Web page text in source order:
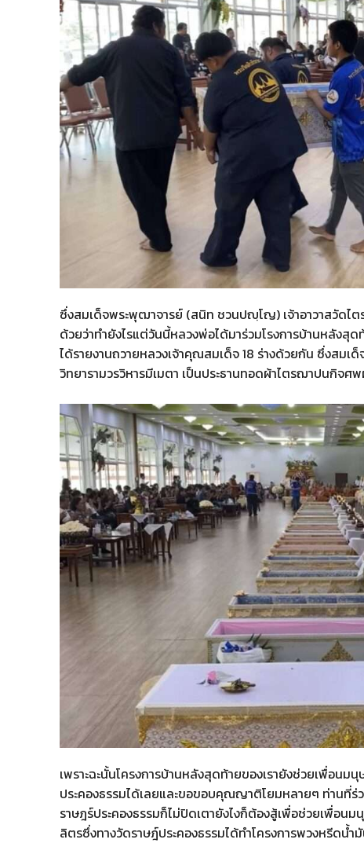
ซึ่งสมเด็จพระพุฒาจารย์ (สนิท ชวนปญฺโญ) เจ้าอาวาสวัดไ
ด้วยว่าทำยังไรแต่วันนี้หลวงพ่อได้มาร่วมโรงการบ้านหลัง
ได้รายงานถวายหลวงเจ้าคุณสมเด็จ 18 ร่างด้วยกัน ซึ่งสม
วิทยารามวรวิหารมีเมตา เป็นประธานทอดผ้าไตรฌาปนกิจศ
เพราะฉะนั้นโครงการบ้านหลังสุดท้ายของเรายังช่วยเพื่อน
ประคองธรรมได้เลยและขอขอบคุณญาติโยมหลายๆ ท่านที่
ราษฎร์ประคองธรรมก็ไม่ปิดเตายังไงก็ต้องสู้เพื่อช่วยเพื่อน
ลิตรซึ่งทางวัดราษฎ์ประคองธรรมได้ทำโครงการพวงหรีดน้